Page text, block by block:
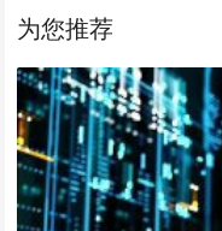
为您推荐